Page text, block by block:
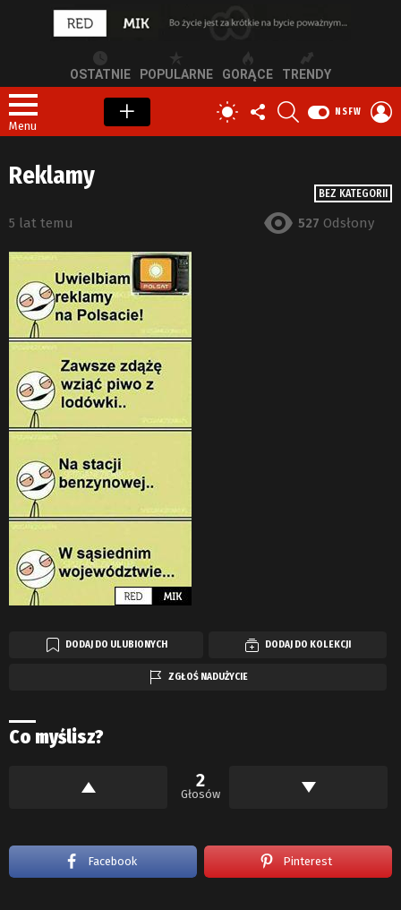
OSTATNIE POPULARNE GORĄCE TRENDY
Menu
PRZEŁĄCZ
SKÓRKĘ
OBSERWUJ
NAS
NSFW
BEZ KATEGORII
Reklamy
5 lat temu 527 Odsłony
DODAJ DO ULUBIONYCH DODAJ DO KOLEKCJI
ZGŁOŚ NADUŻYCIE
Co myślisz?
2
Głosów
Facebook Pinterest